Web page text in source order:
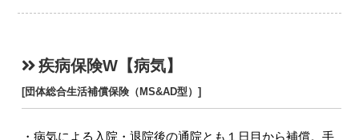
疾病保険W【病気】
[団体総合生活補償保険（MS&AD型）]
病気による入院・退院後の通院とも１日目から補償。手